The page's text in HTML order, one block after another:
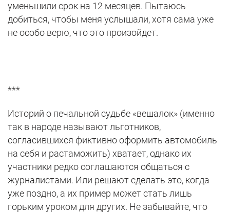
уменьшили срок на 12 месяцев. Пытаюсь
добиться, чтобы меня услышали, хотя сама уже
не особо верю, что это произойдет.
***
Историй о печальной судьбе «вешалок» (именно
так в народе называют льготников,
согласившихся фиктивно оформить автомобиль
на себя и растаможить) хватает, однако их
участники редко соглашаются общаться с
журналистами. Или решают сделать это, когда
уже поздно, а их пример может стать лишь
горьким уроком для других. Не забывайте, что